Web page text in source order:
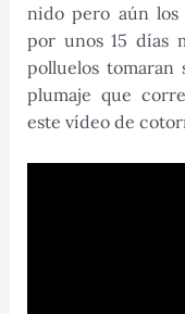
nido pero aún los
por unos 15 días
polluelos
plumaje que
este vídeo de